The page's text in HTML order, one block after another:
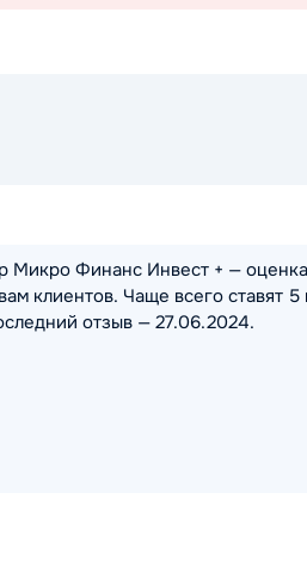
Микро Финанс Инвест + —
клиентов. Чаще всего ставят 5
отзыв — 27.06.2024.